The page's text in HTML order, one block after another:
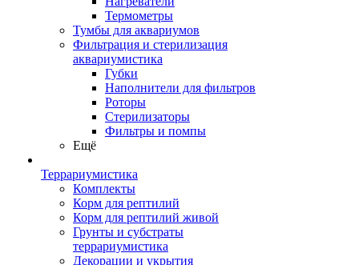
Термометры
Тумбы для аквариумов
Фильтрация и стерилизация
аквариумистика
Губки
Наполнители для фильтров
Роторы
Стерилизаторы
Фильтры и помпы
Ещё
Террариумистика
Комплекты
Корм для рептилий
Корм для рептилий живой
Грунты и субстраты
террариумистика
Декорации и укрытия